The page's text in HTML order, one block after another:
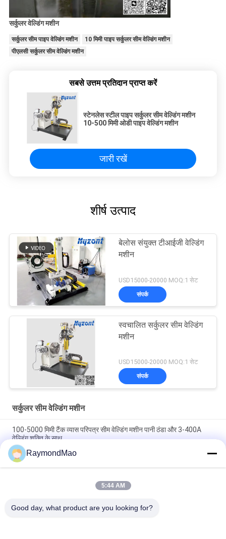
सर्कुलर वेल्डिंग मशीन
सर्कुलर सीम पाइप वेल्डिंग मशीन
10 मिमी पाइप सर्कुलर सीम वेल्डिंग मशीन
पीएलसी सर्कुलर सीम वेल्डिंग मशीन
सबसे उत्तम प्रतिदान प्राप्त करें
स्टेनलेस स्टील पाइप सर्कुलर सीम वेल्डिंग मशीन
10-500 मिमी ओडी पाइप वेल्डिंग मशीन
जारी रखें
शीर्ष उत्पाद
बेलोस संयुक्त टीआईजी वेल्डिंग
मशीन
USD15000-20000 MOQ:1 सेट
संपर्क
स्वचालित सर्कुलर सीम वेल्डिंग
मशीन
USD15000-20000 MOQ:1 सेट
संपर्क
सर्कुलर सीम वेल्डिंग मशीन
100-5000 मिमी टैंक व्यास परिपत्र सीम वेल्डिंग मशीन पानी ठंडा और 3-400A
वेल्डिंग शक्ति के साथ
हल्के स्टील/स्टेनलेस स्टील टैंकों के लिए उन्नत परिपत्र सीम वेल्डिंग मशीन स्वचालित
TIG 500Amp बिजली स्रोत
1-20mm वेल्डिंग मोटाई TIG पावर स्रोत 500Amp के साथ परिपत्र सीम वेल्डिंग
RaymondMao
5:44 AM
Good day, what product are you looking for?